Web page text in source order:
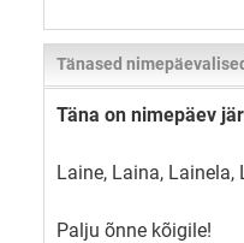
Tänased nimepäevalised
Täna on nimepäev
Laine, Laina, Lainela,
Palju õnne kõigile!